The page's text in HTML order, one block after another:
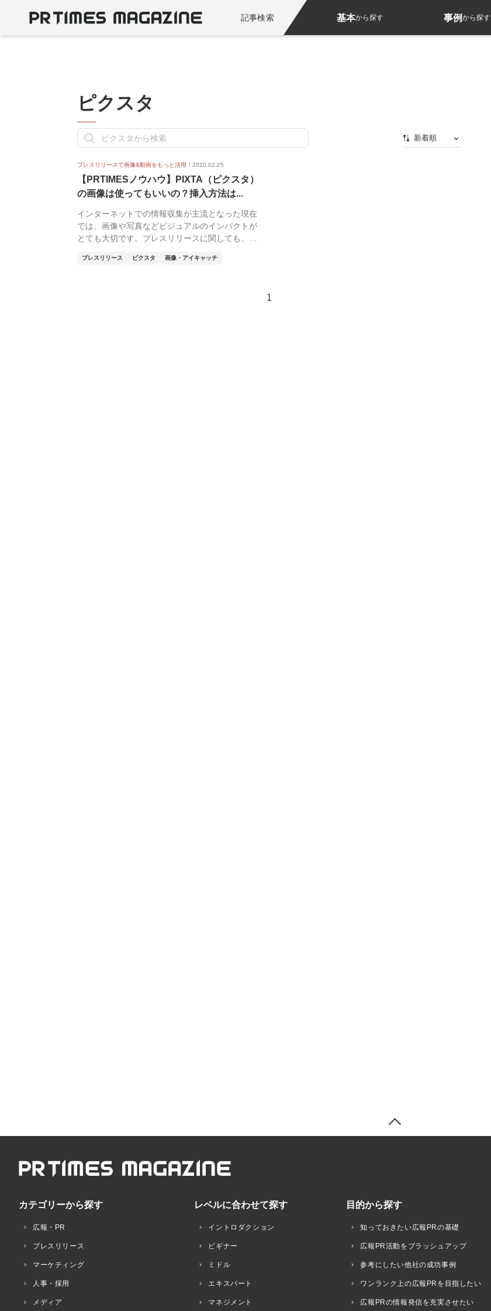
記事検索 基本から探す 事例から探す
ピクスタ
新着順
プレスリリースで画像&動画をもっと活用！ 2020.02.25
【PRTIMESノウハウ】PIXTA（ピクスタ）
の画像は使ってもいいの？挿入方法は...
インターネットでの情報収集が主流となった現在
では、画像や写真などビジュアルのインパクトが
とても大切です。プレスリリースに関しても、
プレスリリース ピクスタ 画像・アイキャッチ
1
カテゴリーから探す
広報・PR
プレスリリース
マーケティング
人事・採用
メディア
レベルに合わせて探す
イントロダクション
ビギナー
ミドル
エキスパート
マネジメント
目的から探す
知っておきたい広報PRの基礎
広報PR活動をブラッシュアップ
参考にしたい他社の成功事例
ワンランク上の広報PRを目指したい
広報PRの情報発信を充実させたい